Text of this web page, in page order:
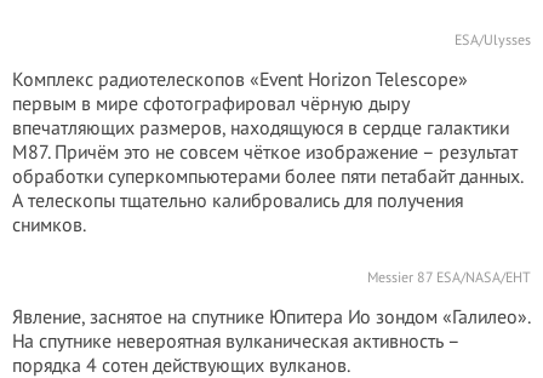
ESA/Ulysses
Комплекс радиотелескопов «Event Horizon Telescope»
первым в мире сфотографировал чёрную дыру
впечатляющих размеров, находящуюся в сердце галактики
M87. Причём это не совсем чёткое изображение – результат
обработки суперкомпьютерами более пяти петабайт данных.
А телескопы тщательно калибровались для получения
снимков.
Messier 87 ESA/NASA/EHT
Явление, заснятое на спутнике Юпитера Ио зондом «Галилео».
На спутнике невероятная вулканическая активность –
порядка 4 сотен действующих вулканов.